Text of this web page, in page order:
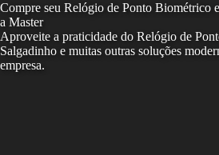
Compre seu Relógio de Ponto Biométrico
a Master
Aproveite a praticidade do Relógio de
Salgadinho e muitas outras soluções
empresa.